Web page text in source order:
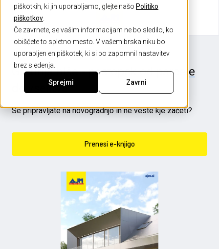
piškotkih, ki jih uporabljamo, glejte našo Politiko
piškotkov
Če zavrnete, se vašim informacijam ne bo sledilo, ko
obiščete to spletno mesto. V vašem brskalniku bo
uporabljen en piškotek, ki si bo zapomnil nastavitev
brez sledenja.
Sprejmi Zavrni
Gradnja hiše - postopek od parcele
do vselitve
Se pripravljate na novogradnjo in ne veste kje začeti?
Prenesi e-knjigo